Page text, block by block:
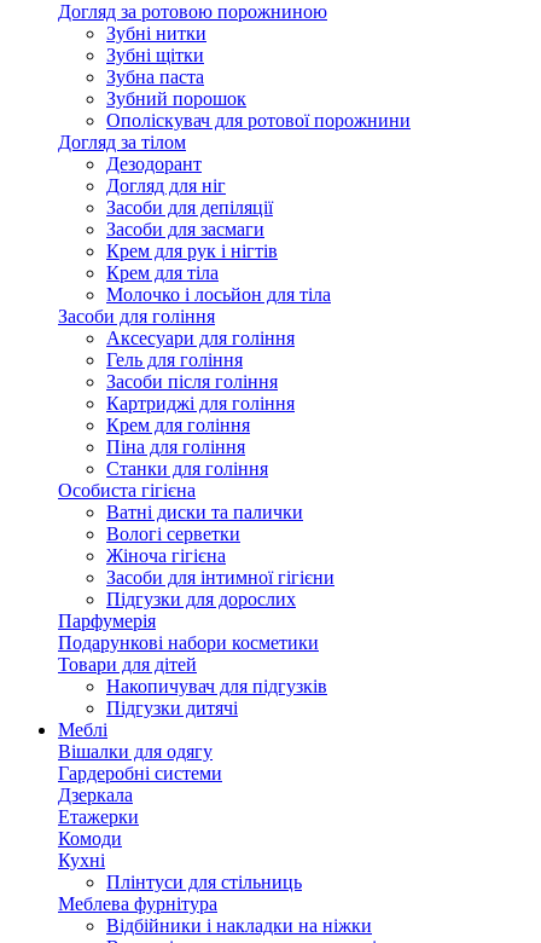
Догляд за ротовою порожниною
Зубні нитки
Зубні щітки
Зубна паста
Зубний порошок
Ополіскувач для ротової порожнини
Догляд за тілом
Дезодорант
Догляд для ніг
Засоби для депіляції
Засоби для засмаги
Крем для рук і нігтів
Крем для тіла
Молочко і лосьйон для тіла
Засоби для гоління
Аксесуари для гоління
Гель для гоління
Засоби після гоління
Картриджі для гоління
Крем для гоління
Піна для гоління
Станки для гоління
Особиста гігієна
Ватні диски та палички
Вологі серветки
Жіноча гігієна
Засоби для інтимної гігієни
Підгузки для дорослих
Парфумерія
Подарункові набори косметики
Товари для дітей
Накопичувач для підгузків
Підгузки дитячі
Меблі
Вішалки для одягу
Гардеробні системи
Дзеркала
Етажерки
Комоди
Кухні
Плінтуси для стільниць
Меблева фурнітура
Відбійники і накладки на ніжки